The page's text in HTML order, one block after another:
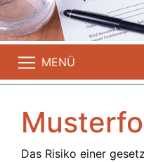
MENÜ
Das Risiko einer